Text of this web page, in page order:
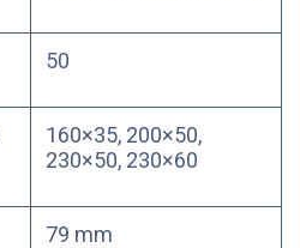
50
160×35, 200×50,
230×50, 230×60
79 mm